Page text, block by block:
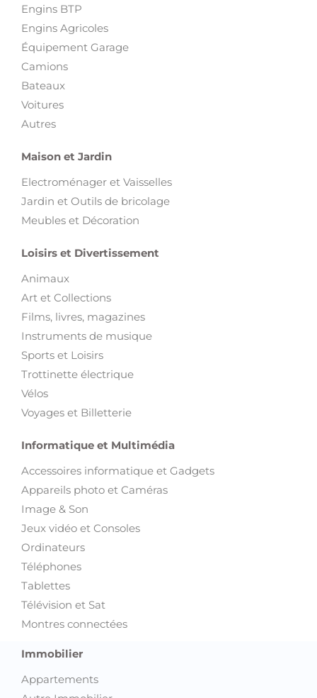
Engins BTP
Engins Agricoles
Équipement Garage
Camions
Bateaux
Voitures
Autres
Maison et Jardin
Electroménager et Vaisselles
Jardin et Outils de bricolage
Meubles et Décoration
Loisirs et Divertissement
Animaux
Art et Collections
Films, livres, magazines
Instruments de musique
Sports et Loisirs
Trottinette électrique
Vélos
Voyages et Billetterie
Informatique et Multimédia
Accessoires informatique et Gadgets
Appareils photo et Caméras
Image & Son
Jeux vidéo et Consoles
Ordinateurs
Téléphones
Tablettes
Télévision et Sat
Montres connectées
Immobilier
Appartements